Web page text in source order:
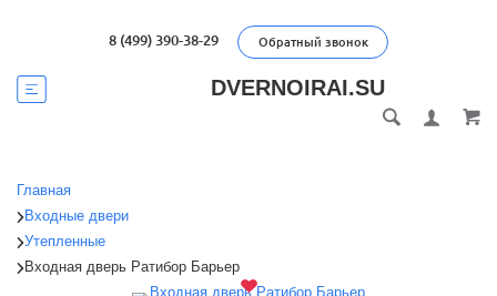
8 (499) 390-38-29 Обратный звонок
DVERNOIRAI.SU
Главная
Входные двери
Утепленные
Входная дверь Ратибор Барьер